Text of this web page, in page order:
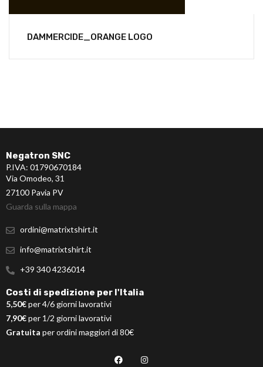
DAMMERCIDE_ORANGE LOGO
Negatron SNC
P.IVA: 01790670184
Via Omodeo, 31
27100 Pavia PV
Guarda sulla mappa
ordini@matrixtshirt.it
info@matrixtshirt.it
+39 340 4236014
Costi di spedizione per l'Italia
5,50€per 4/6 giorni lavorativi
7,90€per 1/2 giorni lavorativi
Gratuita per ordini maggiori di 80€